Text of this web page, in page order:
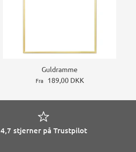
Guldramme
Fra 189,00 DKK
4,7 stjerner på Trustpilot